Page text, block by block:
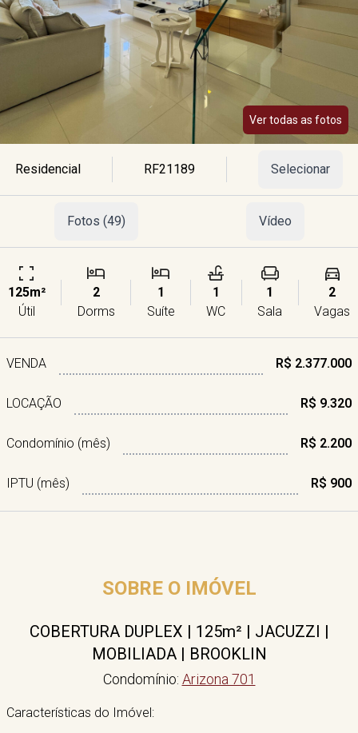
Ver todas as fotos
Residencial RF21189 Selecionar
Fotos (49) Vídeo
125m²
Útil
2
Dorms
1
Suíte
1
WC
1
Sala
2
Vagas
VENDA R$ 2.377.000
LOCAÇÃO R$ 9.320
Condomínio (mês) R$ 2.200
IPTU (mês) R$ 900
SOBRE O IMÓVEL
COBERTURA DUPLEX | 125m² | JACUZZI |
MOBILIADA | BROOKLIN
Condomínio: Arizona 701
Características do Imóvel: